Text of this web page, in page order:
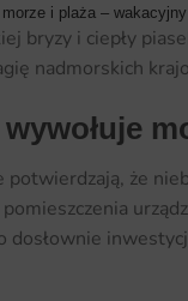
i plaża –
bryzy i ciepły
nadmorskich
potwierdzają, że